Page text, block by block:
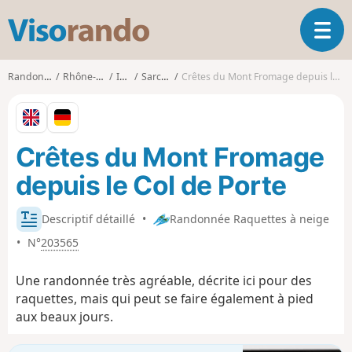
s
o
o
O
u
v
a
n
i
Randonnées Rhône-Alpes Isère Sarcenas Crêtes du Mont Fromage depuis le Col de Porte
Descriptif détaillé •
Randonnée Raquettes à neige
• N°203565
Crêtes du Mont Fromage
depuis le Col de Porte
Une randonnée très agréable, décrite ici pour des
raquettes, mais qui peut se faire également à pied
aux beaux jours.